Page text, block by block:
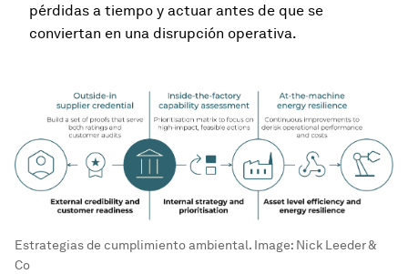
pérdidas a tiempo y actuar antes de que se
conviertan en una disrupción operativa.
Estrategias de cumplimiento ambiental. Image: Nick Leeder &
Co